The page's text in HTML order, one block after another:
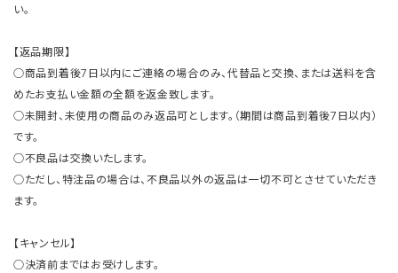
い。
【返品期限】
○商品到着後7日以内にご連絡の場合のみ、代替品と交換、または送料を含
めたお支払い金額の全額を返金致します。
○未開封、未使用の商品のみ返品可とします。（期間は商品到着後7日以内）
です。
○不良品は交換いたします。
○ただし、特注品の場合は、不良品以外の返品は一切不可とさせていただき
ます。
【キャンセル】
○決済前まではお受けします。